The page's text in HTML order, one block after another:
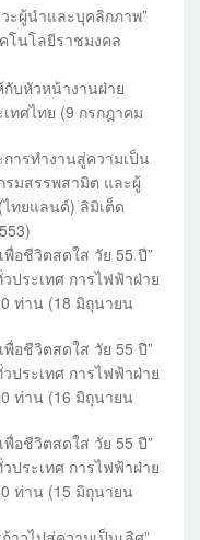
ะผู้นำและบุคลิกภาพ”
โนโลยีราชมงคล
กับหัวหน้างานฝ่าย
ทศไทย (9 กรกฎาคม
ารทำงานสู่ความเป็น
รมสรรพสามิต และผู้
ทยแลนด์) ลิมิเต็ด
พื่อชีวิตสดใส วัย 55 ปี”
ประเทศ การไฟฟ้าฝ่าย
ท่าน (18 มิถุนายน
พื่อชีวิตสดใส วัย 55 ปี”
ประเทศ การไฟฟ้าฝ่าย
ท่าน (16 มิถุนายน
พื่อชีวิตสดใส วัย 55 ปี”
ประเทศ การไฟฟ้าฝ่าย
ท่าน (15 มิถุนายน